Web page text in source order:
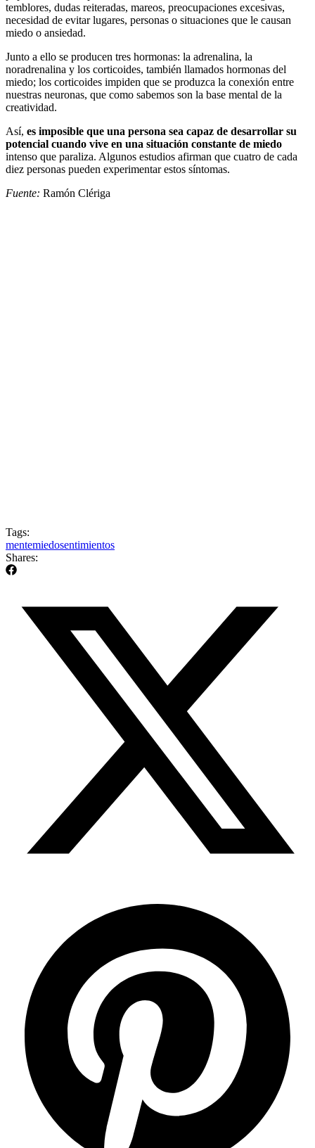
temblores, dudas reiteradas, mareos, preocupaciones excesivas,
necesidad de evitar lugares, personas o situaciones que le causan
miedo o ansiedad.
Junto a ello se producen tres hormonas: la adrenalina, la
noradrenalina y los corticoides, también llamados hormonas del
miedo; los corticoides impiden que se produzca la conexión entre
nuestras neuronas, que como sabemos son la base mental de la
creatividad.
Así, es imposible que una persona sea capaz de desarrollar su
potencial cuando vive en una situación constante de miedo
intenso que paraliza. Algunos estudios afirman que cuatro de cada
diez personas pueden experimentar estos síntomas.
Fuente: Ramón Clériga
Tags:
mentemiedosentimientos
Shares: